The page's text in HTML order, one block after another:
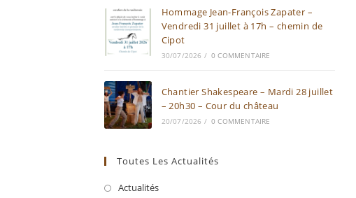
Hommage Jean-François Zapater –
Vendredi 31 juillet à 17h – chemin de
Cipot
30/07/2026 / 0 COMMENTAIRE
Chantier Shakespeare – Mardi 28 juillet
– 20h30 – Cour du château
20/07/2026 / 0 COMMENTAIRE
Toutes Les Actualités
Actualités